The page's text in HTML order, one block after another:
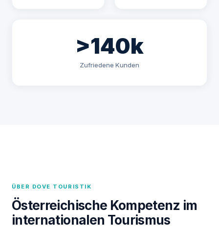
>140k
Zufriedene Kunden
ÜBER DOVE TOURISTIK
Österreichische Kompetenz im
internationalen Tourismus